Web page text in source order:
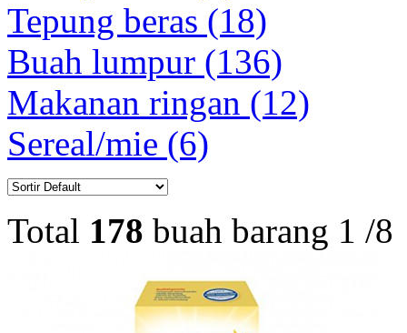
Tepung beras (18)
Buah lumpur (136)
Makanan ringan (12)
Sereal/mie (6)
Total 178 buah barang 1 /8